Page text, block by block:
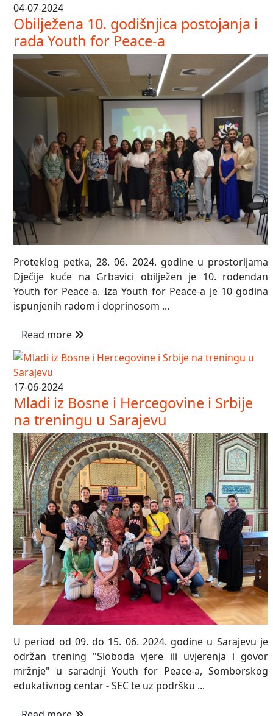
04-07-2024
Obilježena 10. godišnjica postojanja i
rada Youth for Peace-a
Proteklog petka, 28. 06. 2024. godine u prostorijama
Dječije kuće na Grbavici obilježen je 10. rođendan
Youth for Peace-a. Iza Youth for Peace-a je 10 godina
ispunjenih radom i doprinosom ...
Read more
17-06-2024
Mladi iz Bosne i Hercegovine i Srbije
na treningu u Sarajevu
U period od 09. do 15. 06. 2024. godine u Sarajevu je
održan trening "Sloboda vjere ili uvjerenja i govor
mržnje" u saradnji Youth for Peace-a, Somborskog
edukativnog centar - SEC te uz podršku ...